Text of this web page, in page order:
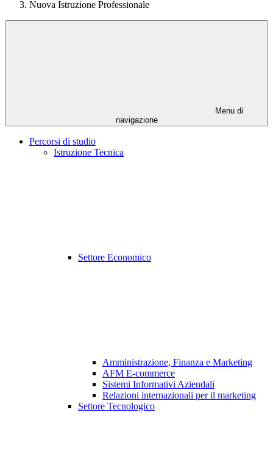
Nuova Istruzione Professionale
Menu di
navigazione
Percorsi di studio
Istruzione Tecnica
Settore Economico
Amministrazione, Finanza e Marketing
AFM E-commerce
Sistemi Informativi Aziendali
Relazioni internazionali per il marketing
Settore Tecnologico